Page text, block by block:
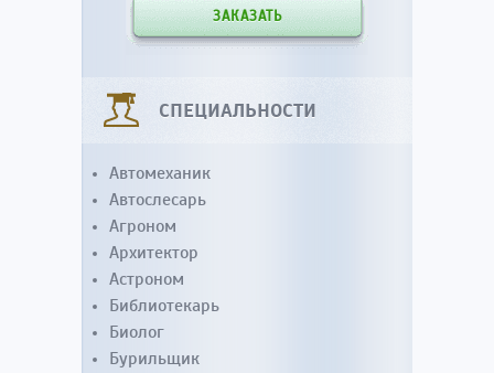
ЗАКАЗАТЬ
СПЕЦИАЛЬНОСТИ
Автомеханик
Автослесарь
Агроном
Архитектор
Астроном
Библиотекарь
Биолог
Бурильщик